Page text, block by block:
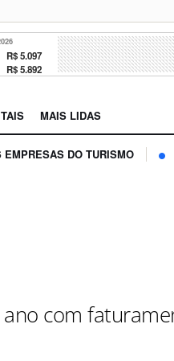
R$ 5.097
R$ 5.892
MAIS LIDAS
EMPRESAS DO TURISMO
com